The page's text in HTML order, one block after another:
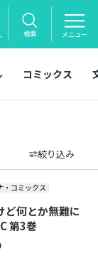
検索 メニュー
コミックス
絞り込み
・コミックス
ど何とか無難に
第3巻